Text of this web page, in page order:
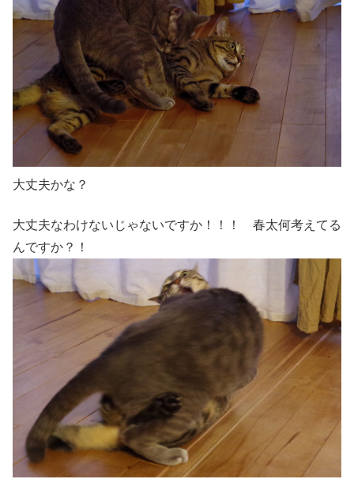
大丈夫かな？
大丈夫なわけないじゃないですか！！！ 春太何考えてる
んですか？！